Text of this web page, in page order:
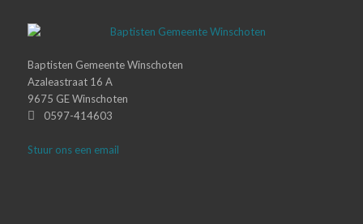
Baptisten Gemeente Winschoten
Azaleastraat 16 A
9675 GE Winschoten
0597-414603
Stuur ons een email